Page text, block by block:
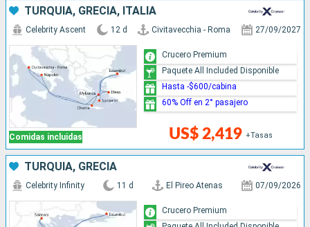
TURQUÍA, GRECIA, ITALIA
Comidas incluidas
Celebrity Ascent 12 d Civitavecchia - Roma 27/09/2027
US$ 2,419 +Tasas
Crucero Premium
Paquete All Included Disponible
Hasta -$600/cabina
60% Off en 2° pasajero
TURQUÍA, GRECIA
Celebrity Infinity 11 d El Pireo Atenas 07/09/2026
Crucero Premium